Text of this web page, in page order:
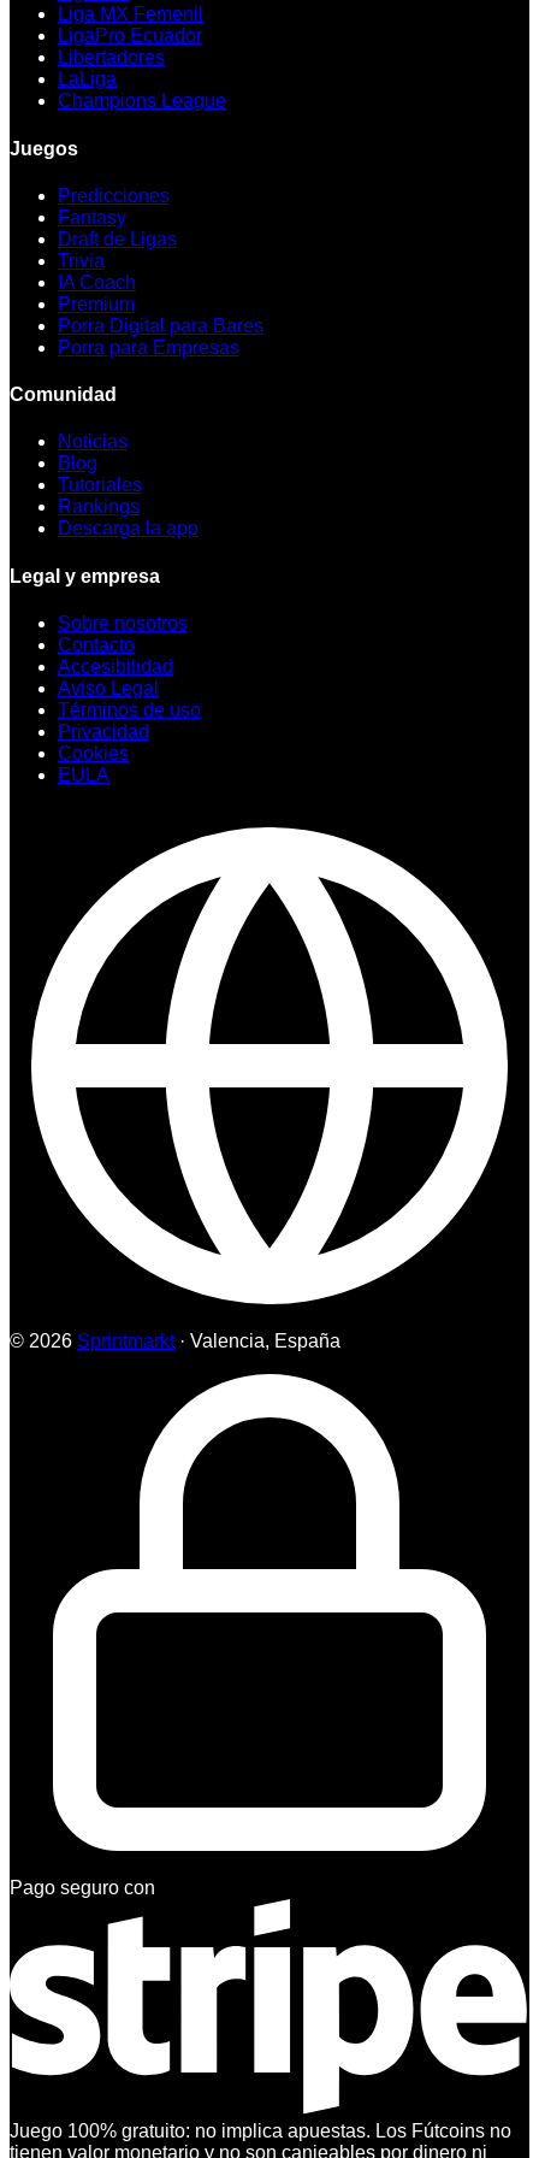
Liga MX Femenil
LigaPro Ecuador
Libertadores
LaLiga
Champions League
Juegos
Predicciones
Fantasy
Draft de Ligas
Trivia
IA Coach
Premium
Porra Digital para Bares
Porra para Empresas
Comunidad
Noticias
Blog
Tutoriales
Rankings
Descarga la app
Legal y empresa
Sobre nosotros
Contacto
Accesibilidad
Aviso Legal
Términos de uso
Privacidad
Cookies
EULA
© 2026 Sprintmarkt· Valencia, España
Pago seguro con
Juego 100% gratuito: no implica apuestas. Los Fútcoins no
tienen valor monetario y no son canjeables por dinero ni